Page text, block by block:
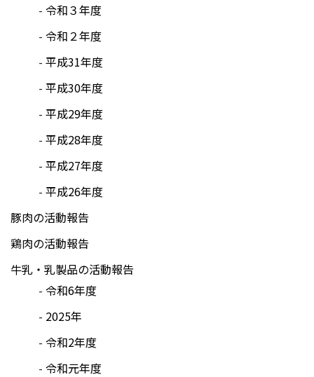
令和３年度
令和２年度
平成31年度
平成30年度
平成29年度
平成28年度
平成27年度
平成26年度
豚肉の活動報告
鶏肉の活動報告
牛乳・乳製品の活動報告
令和6年度
2025年
令和2年度
令和元年度